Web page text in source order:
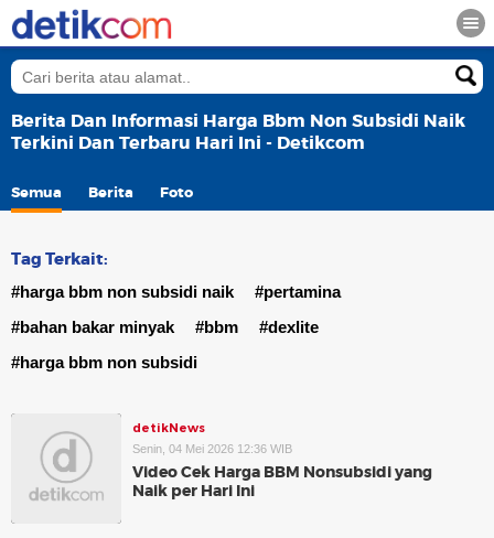
Berita Dan Informasi Harga Bbm Non Subsidi Naik
Terkini Dan Terbaru Hari Ini - Detikcom
Semua Berita Foto
Tag Terkait:
#harga bbm non subsidi naik
#pertamina
#bahan bakar minyak
#bbm
#dexlite
#harga bbm non subsidi
detikNews
Senin, 04 Mei 2026 12:36 WIB
Video Cek Harga BBM Nonsubsidi yang
Naik per Hari Ini